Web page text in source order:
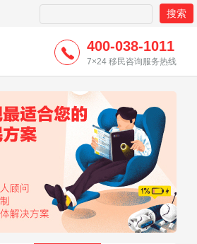
400-038-1011
7×24 移民咨询服务热线